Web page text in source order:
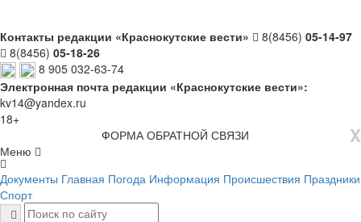
Контакты редакции «Краснокутские вести» 8(8456) 05-14-97
8(8456) 05-18-26
8 905 032-63-74
Электронная почта редакции «Краснокутские вести»:
kv14@yandex.ru
18+
X
ФОРМА ОБРАТНОЙ СВЯЗИ
Меню
Документы Главная Погода Информация Происшествия Праздники
Спорт